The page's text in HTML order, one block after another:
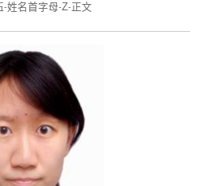
-姓名首字母-Z-正文